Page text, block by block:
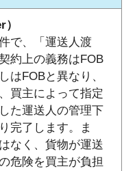
で、「運送人渡
約上の義務はFOB
はFOBと異なり、
買主によって指定
た運送人の管理下
完了します。ま
なく、貨物が運送
危険を買主が負担